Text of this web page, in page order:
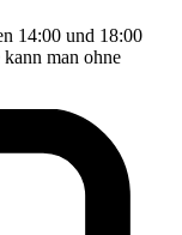
14:00 und 18:00
man ohne